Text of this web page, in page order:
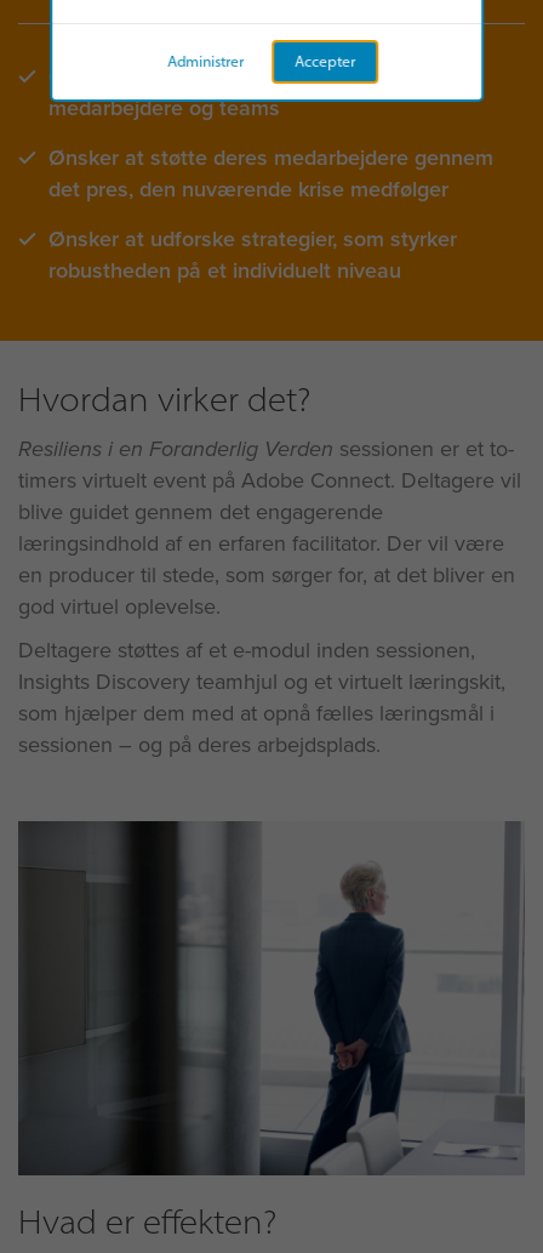
Ønsker at styrke robustheden hos deres
medarbejdere og teams
Ønsker at støtte deres medarbejdere gennem
det pres, den nuværende krise medfølger
Ønsker at udforske strategier, som styrker
robustheden på et individuelt niveau
Hvordan virker det?
Resiliens i en Foranderlig Verden sessionen er et to-
timers virtuelt event på Adobe Connect. Deltagere vil
blive guidet gennem det engagerende
læringsindhold af en erfaren facilitator. Der vil være
en producer til stede, som sørger for, at det bliver en
god virtuel oplevelse.
Deltagere støttes af et e-modul inden sessionen,
Insights Discovery teamhjul og et virtuelt læringskit,
som hjælper dem med at opnå fælles læringsmål i
sessionen – og på deres arbejdsplads.
Hvad er effekten?
Accepter
Administrer